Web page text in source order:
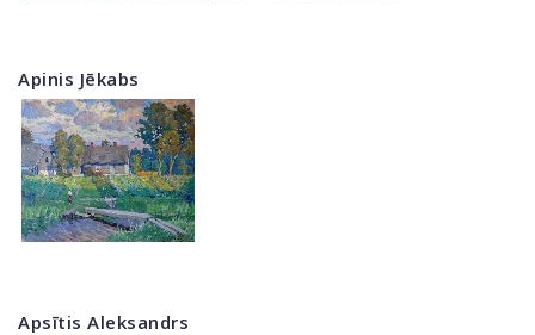
Apinis Jēkabs
Apsītis Aleksandrs